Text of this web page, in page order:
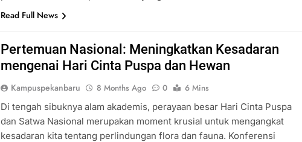
Read Full News
Pertemuan Nasional: Meningkatkan Kesadaran
mengenai Hari Cinta Puspa dan Hewan
Kampuspekanbaru 8 Months Ago 0
6 Mins
Di tengah sibuknya alam akademis, perayaan besar Hari Cinta Puspa
dan Satwa Nasional merupakan moment krusial untuk mengangkat
kesadaran kita tentang perlindungan flora dan fauna. Konferensi